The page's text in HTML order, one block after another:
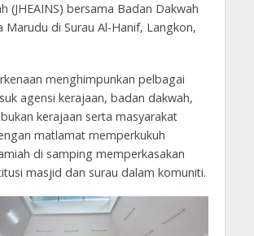
(JHEAINS) bersama Badan Dakwah
Marudu di Surau Al-Hanif, Langkon,
menghimpunkan pelbagai
agensi kerajaan, badan dakwah,
kerajaan serta masyarakat
matlamat memperkukuh
di samping memperkasakan
masjid dan surau dalam komuniti.